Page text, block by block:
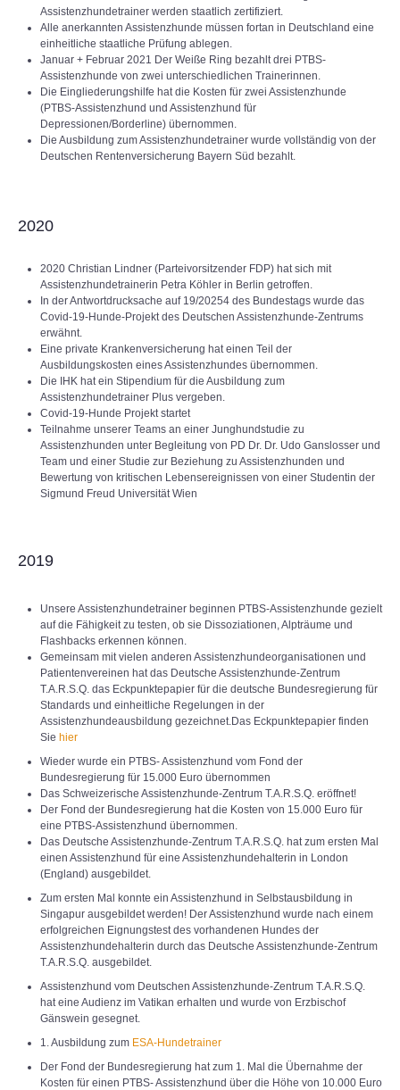
Assistenzhundetrainer werden staatlich zertifiziert.
Alle anerkannten Assistenzhunde müssen fortan in Deutschland eine
einheitliche staatliche Prüfung ablegen.
Januar + Februar 2021 Der Weiße Ring bezahlt drei PTBS-
Assistenzhunde von zwei unterschiedlichen Trainerinnen.
Die Eingliederungshilfe hat die Kosten für zwei Assistenzhunde
(PTBS-Assistenzhund und Assistenzhund für
Depressionen/Borderline) übernommen.
Die Ausbildung zum Assistenzhundetrainer wurde vollständig von der
Deutschen Rentenversicherung Bayern Süd bezahlt.
2020
2020 Christian Lindner (Parteivorsitzender FDP) hat sich mit
Assistenzhundetrainerin Petra Köhler in Berlin getroffen.
In der Antwortdrucksache auf 19/20254 des Bundestags wurde das
Covid-19-Hunde-Projekt des Deutschen Assistenzhunde-Zentrums
erwähnt.
Eine private Krankenversicherung hat einen Teil der
Ausbildungskosten eines Assistenzhundes übernommen.
Die IHK hat ein Stipendium für die Ausbildung zum
Assistenzhundetrainer Plus vergeben.
Covid-19-Hunde Projekt startet
Teilnahme unserer Teams an einer Junghundstudie zu
Assistenzhunden unter Begleitung von PD Dr. Dr. Udo Ganslosser und
Team und einer Studie zur Beziehung zu Assistenzhunden und
Bewertung von kritischen Lebensereignissen von einer Studentin der
Sigmund Freud Universität Wien
2019
Unsere Assistenzhundetrainer beginnen PTBS-Assistenzhunde gezielt
auf die Fähigkeit zu testen, ob sie Dissoziationen, Alpträume und
Flashbacks erkennen können.
Gemeinsam mit vielen anderen Assistenzhundeorganisationen und
Patientenvereinen hat das Deutsche Assistenzhunde-Zentrum
T.A.R.S.Q. das Eckpunktepapier für die deutsche Bundesregierung für
Standards und einheitliche Regelungen in der
Assistenzhundeausbildung gezeichnet.Das Eckpunktepapier finden
Sie hier
Wieder wurde ein PTBS- Assistenzhund vom Fond der
Bundesregierung für 15.000 Euro übernommen
Das Schweizerische Assistenzhunde-Zentrum T.A.R.S.Q. eröffnet!
Der Fond der Bundesregierung hat die Kosten von 15.000 Euro für
eine PTBS-Assistenzhund übernommen.
Das Deutsche Assistenzhunde-Zentrum T.A.R.S.Q. hat zum ersten Mal
einen Assistenzhund für eine Assistenzhundehalterin in London
(England) ausgebildet.
Zum ersten Mal konnte ein Assistenzhund in Selbstausbildung in
Singapur ausgebildet werden! Der Assistenzhund wurde nach einem
erfolgreichen Eignungstest des vorhandenen Hundes der
Assistenzhundehalterin durch das Deutsche Assistenzhunde-Zentrum
T.A.R.S.Q. ausgebildet.
Assistenzhund vom Deutschen Assistenzhunde-Zentrum T.A.R.S.Q.
hat eine Audienz im Vatikan erhalten und wurde von Erzbischof
Gänswein gesegnet.
1. Ausbildung zum ESA-Hundetrainer
Der Fond der Bundesregierung hat zum 1. Mal die Übernahme der
Kosten für einen PTBS- Assistenzhund über die Höhe von 10.000 Euro